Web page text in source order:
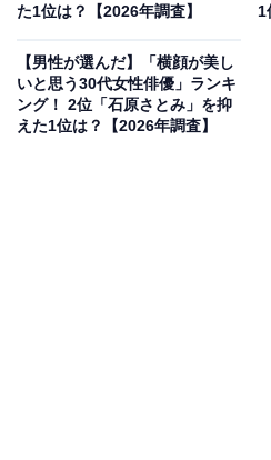
着いたトーンにはハッとさ
た1位は？【2026年調査】
1
【男性が選んだ】「横顔が美し
いと思う30代女性俳優」ランキ
ング！ 2位「石原さとみ」を抑
えた1位は？【2026年調査】